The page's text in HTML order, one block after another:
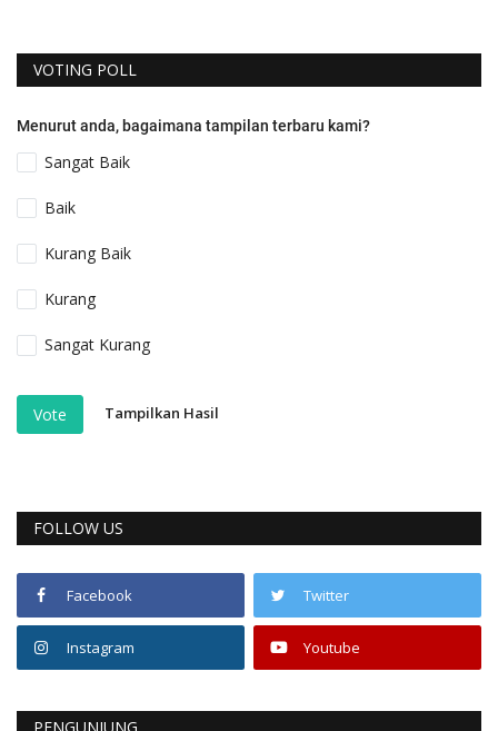
VOTING POLL
Menurut anda, bagaimana tampilan terbaru kami?
Sangat Baik
Baik
Kurang Baik
Kurang
Sangat Kurang
Vote Tampilkan Hasil
FOLLOW US
Facebook Twitter
Instagram Youtube
PENGUNJUNG